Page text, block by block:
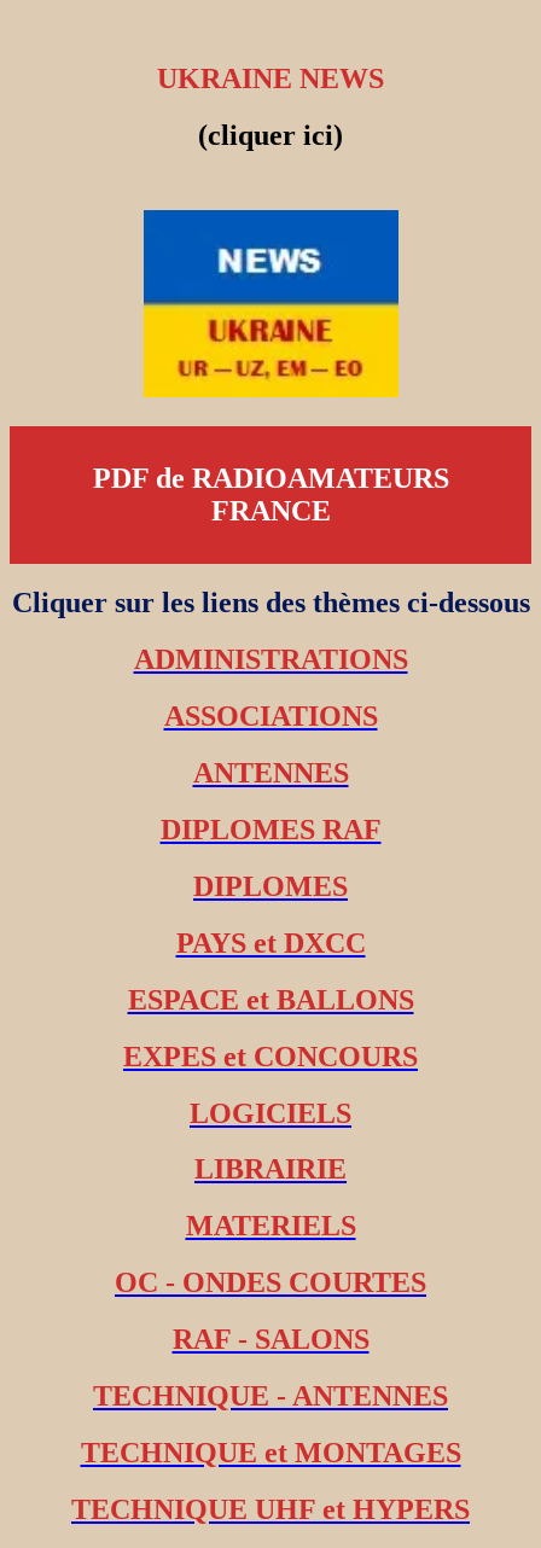
UKRAINE NEWS
(cliquer ici)
PDF de RADIOAMATEURS
FRANCE
Cliquer sur les liens des thèmes ci-dessous
ADMINISTRATIONS
ASSOCIATIONS
ANTENNES
DIPLOMES RAF
DIPLOMES
PAYS et DXCC
ESPACE et BALLONS
EXPES et CONCOURS
LOGICIELS
LIBRAIRIE
MATERIELS
OC - ONDES COURTES
RAF - SALONS
TECHNIQUE - ANTENNES
TECHNIQUE et MONTAGES
TECHNIQUE UHF et HYPERS